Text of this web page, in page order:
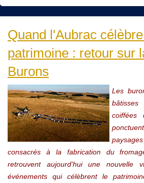
Quand l'Aubrac
patrimoine : retour sur
Burons
Les
coiffées
consacrés à la fabrication du
retrouvent aujourd'hui une nouvelle
événements qui célèbrent le